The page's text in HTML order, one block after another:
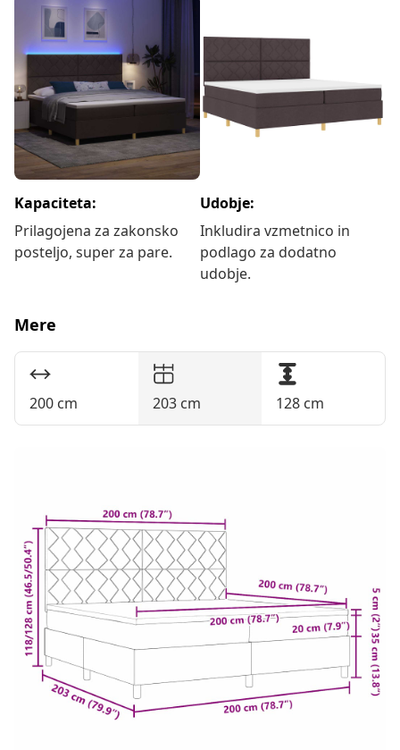
Kapaciteta:
Prilagojena za zakonsko
posteljo, super za pare.
Udobje:
Inkludira vzmetnico in
podlago za dodatno
udobje.
Mere
200 cm 203 cm 128 cm